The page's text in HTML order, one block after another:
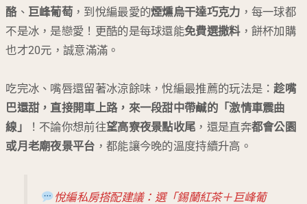
酪、 巨峰葡萄，到悅編最愛的煙燻烏干達巧克力 ，每一球都
不是冰，是戀愛！更酷的是每球還能免費選撒料，餅杯加購
也才20元，誠意滿滿。
吃完冰、嘴唇還留著冰涼餘味，悅編最推薦的玩法是：趁嘴
巴還甜，直接開車上路，來一段甜中帶鹹的「激情車震曲
線」
！不論你想前往望高寮夜景點收尾 ，還是直奔都會公園
或月老廟夜景平台 ，都能讓今晚的溫度持續升高。
悅編私房搭配建議：選「錫蘭紅茶＋巨峰葡